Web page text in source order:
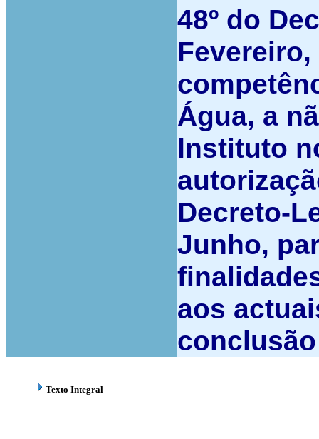
48º do
Água, a
Instituto
Decreto-
Junho,
aos
conclusão
Texto Integral